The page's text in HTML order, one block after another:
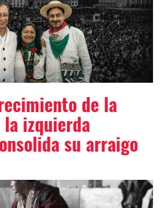
de la
izquierda
su arraigo